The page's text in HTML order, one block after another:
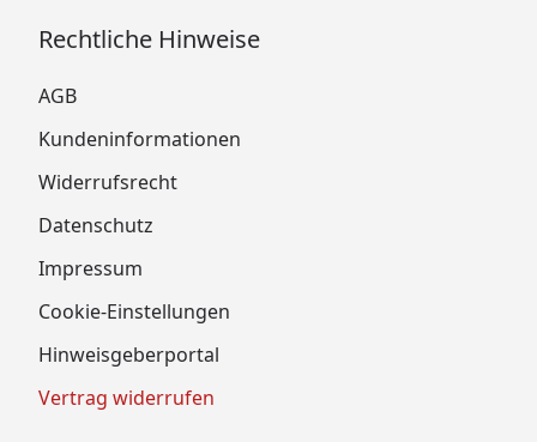
Rechtliche Hinweise
AGB
Kundeninformationen
Widerrufsrecht
Datenschutz
Impressum
Cookie-Einstellungen
Hinweisgeberportal
Vertrag widerrufen